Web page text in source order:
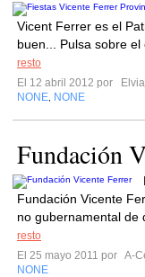
Vicent Ferrer es el
buen... Pulsa sobre
resto
El 12 abril 2012 por
NONE NONE
Fundación
Fundación Vicente
no gubernamental de
resto
El 25 mayo 2011 por A-
NONE